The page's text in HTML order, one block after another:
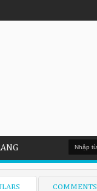
COMMENTS